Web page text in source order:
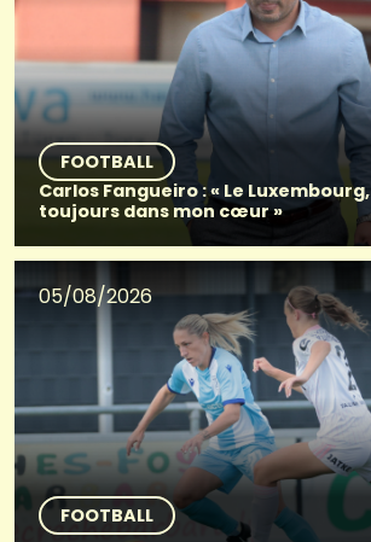
FOOTBALL
Carlos Fangueiro : « Le Luxembourg,
toujours dans mon cœur »
05/08/2026
FOOTBALL